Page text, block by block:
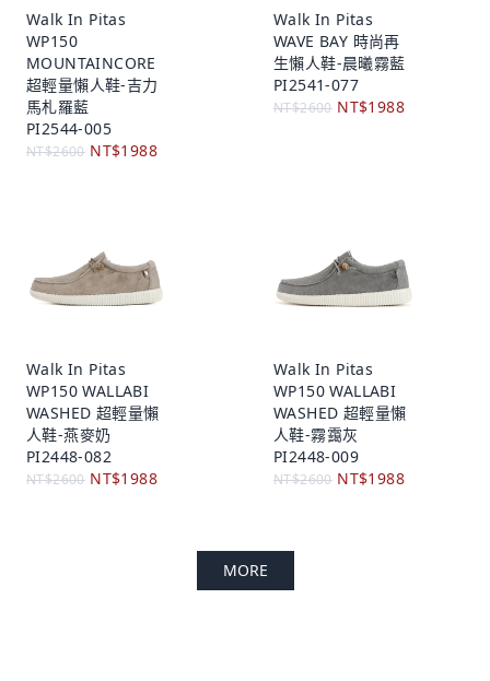
Walk In Pitas
WP150
MOUNTAINCORE
超輕量懶人鞋-吉力
馬札羅藍
PI2544-005
NT$2600 NT$1988
Walk In Pitas
WAVE BAY 時尚再
生懶人鞋-晨曦霧藍
PI2541-077
NT$2600 NT$1988
Walk In Pitas
WP150 WALLABI
WASHED 超輕量懶
人鞋-燕麥奶
PI2448-082
NT$2600 NT$1988
Walk In Pitas
WP150 WALLABI
WASHED 超輕量懶
人鞋-霧靄灰
PI2448-009
NT$2600 NT$1988
MORE